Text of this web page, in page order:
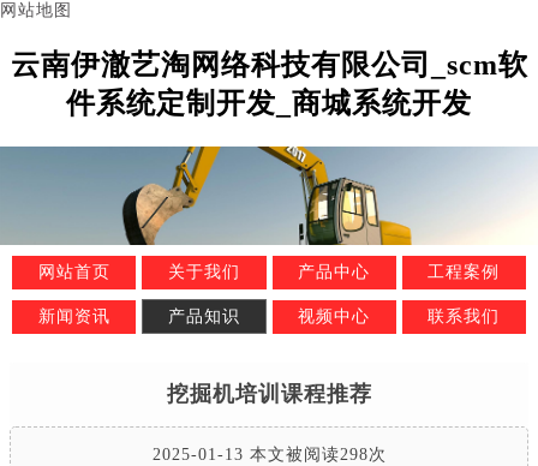
网站地图
云南伊澈艺淘网络科技有限公司_scm软
件系统定制开发_商城系统开发
网站首页 关于我们 产品中心 工程案例
新闻资讯 产品知识 视频中心 联系我们
挖掘机培训课程推荐
2025-01-13 本文被阅读298次